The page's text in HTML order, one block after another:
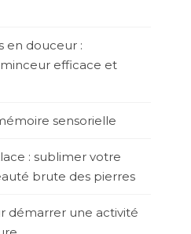
en douceur :
minceur efficace et
sensorielle
: sublimer votre
brute des pierres
démarrer une activité